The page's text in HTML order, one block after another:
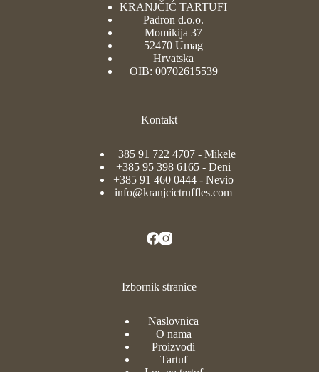
KRANJČIĆ TARTUFI
Padron d.o.o.
Momikija 37
52470 Umag
Hrvatska
OIB: 00702615539
Kontakt
+385 91 722 4707- Mikele
+385 95 398 6165 - Deni
+385 91 460 0444 - Nevio
info@kranjcictruffles.com
Izbornik stranice
Naslovnica
O nama
Proizvodi
Tartuf